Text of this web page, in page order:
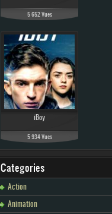
5 652 Vues
iBoy
5 934 Vues
Categories
Action
Animation